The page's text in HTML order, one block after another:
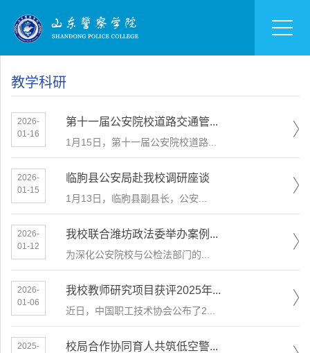
教学科研
2026-
01-16
第十一届公安院校道路交通管...
1月15日，第十一届公安院校道路...
2026-
01-15
临朐县公安局赴我校调研座谈
​1月13日，临朐县副县长，公安...
2026-
01-12
我校联合潍坊政法委举办案例...
为深化公安院校与公检法部门的...
2026-
01-06
我校教师研究项目获评2025年...
近日，中国职工技术协会公布了2...
2025-
校局合作协同育人共筑低空警...